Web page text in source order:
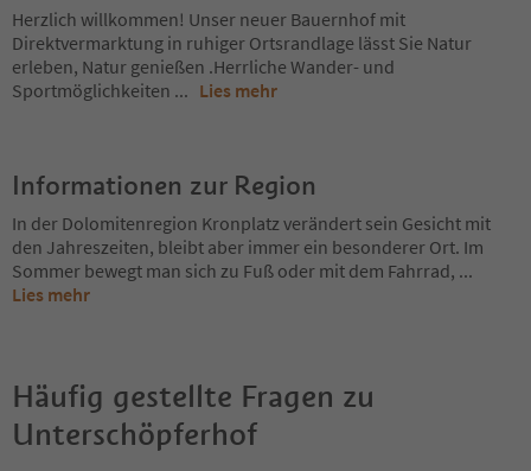
Herzlich willkommen! Unser neuer Bauernhof mit
Direktvermarktung in ruhiger Ortsrandlage lässt Sie Natur
erleben, Natur genießen .Herrliche Wander- und
Sportmöglichkeiten ... Lies mehr
Informationen zur Region
In der Dolomitenregion Kronplatz verändert sein Gesicht mit
den Jahreszeiten, bleibt aber immer ein besonderer Ort. Im
Sommer bewegt man sich zu Fuß oder mit dem Fahrrad, ...
Lies mehr
Häufig gestellte Fragen zu
Unterschöpferhof